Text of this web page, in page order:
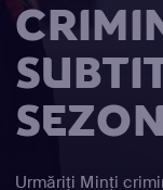
Urmăriți Minţi